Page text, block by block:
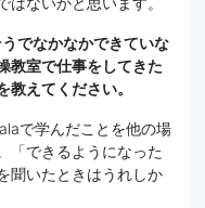
でなかなかできていな
教室で仕事をしてきた
えてください。
で学んだことを他の場
「できるようになった
聞いたときはうれしか